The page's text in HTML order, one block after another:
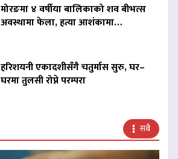
मोरङमा ४ वर्षीया बालिकाको शव बीभत्स
अवस्थामा फेला, हत्या आशंकामा…
हरिशयनी एकादशीसँगै चतुर्मास सुरु, घर–
घरमा तुलसी रोप्ने परम्परा
सबै